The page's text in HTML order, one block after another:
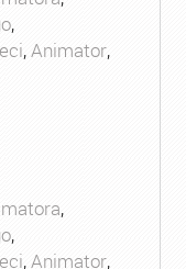
,
,Animator,
,
,
,Animator,